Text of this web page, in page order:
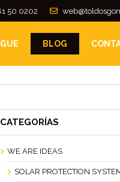
50 0202
BLOG
CATEGORÍAS
WE ARE IDEAS
SOLAR PROTECTION